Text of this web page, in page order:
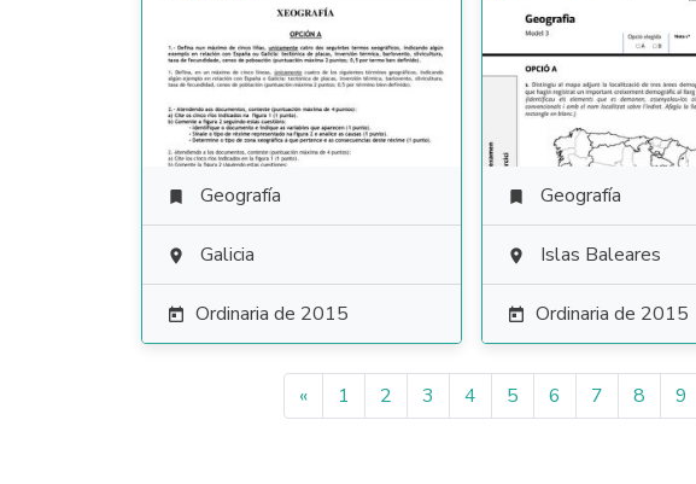
 Geografía
 Galicia
 Ordinaria de 2015
 Geografía
 Islas Baleares
 Ordinaria de 2015
« 1 2 3 4 5 6 7 8 9